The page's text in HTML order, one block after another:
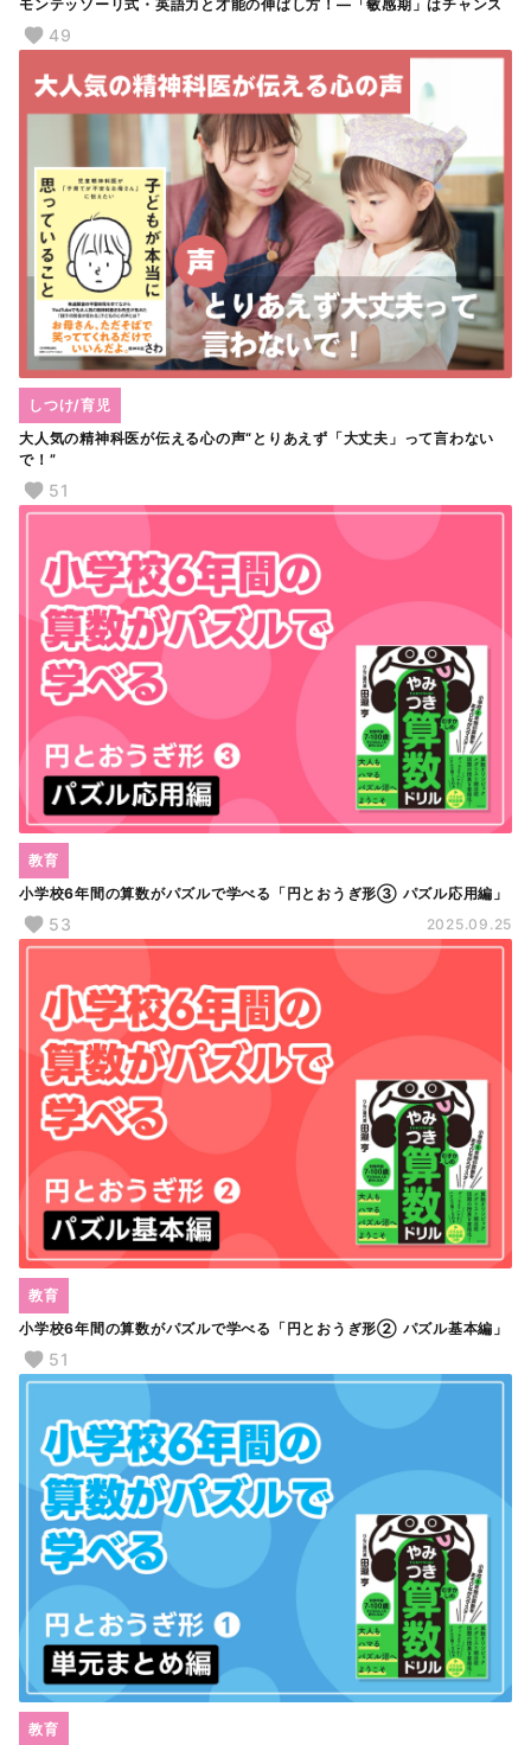
モンテッソーリ式・英語力と才能の伸ばし方！―「敏感期」はチャンス
49
大人気の精神科医が伝える心の声“とりあえず「大丈夫」って言わない
で！”
しつけ/育児
51
小学校6年間の算数がパズルで学べる「円とおうぎ形③ パズル応用編」
教育
53 2025.09.25
小学校6年間の算数がパズルで学べる「円とおうぎ形② パズル基本編」
教育
51
教育